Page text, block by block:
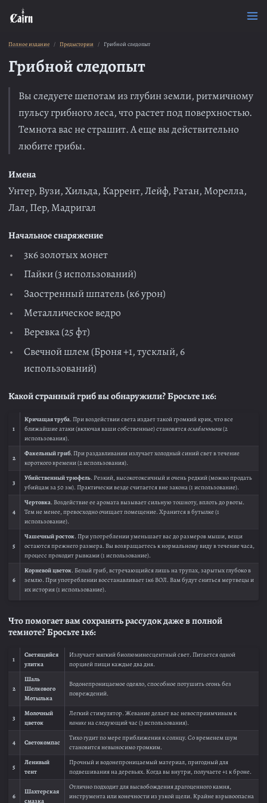
Полное издание Предыстории Грибной следопыт
Грибной следопыт
Вы следуете шепотам из глубин земли, ритмичному
пульсу грибного леса, что растет под поверхностью.
Темнота вас не страшит. А еще вы действительно
любите грибы.
Имена
Унтер, Вузи, Хильда, Каррент, Лейф, Ратан, Морелла,
Лал, Пер, Мадригал
Начальное снаряжение
3к6 золотых монет
Пайки (3 использований)
Заостренный шпатель (к6 урон)
Металлическое ведро
Веревка (25 фт)
Свечной шлем (Броня +1, тусклый, 6
использований)
Какой странный гриб вы обнаружили? Бросьте 1к6:
1
Кричащая труба. При воздействии света издает такой громкий крик, что все
ближайшие атаки (включая ваши собственные) становятсяослабленными(2
использования).
2
Факельный гриб. При раздавливании излучает холодный синий свет в течение
короткого времени (2 использования).
3
Убийственный трюфель. Резкий, высокотоксичный и очень редкий (можно продать
убийцам за 50 зм). Практически везде считается вне закона (1 использование).
4
Чертовка. Воздействие ее аромата вызывает сильную тошноту, вплоть до рвоты.
Тем не менее, превосходно очищает помещение. Хранится в бутылке (1
использование).
5
Чашечный росток. При употреблении уменьшает вас до размеров мыши, вещи
остаются прежнего размера. Вы возвращаетесь к нормальному виду в течение часа,
процесс проходит рывками (1 использование).
6
Корневой цветок. Белый гриб, встречающийся лишь на трупах, зарытых глубоко в
землю. При употреблении восстанавливает 1к6 ВОЛ. Вам будут сниться мертвецы и
их история (1 использование).
Что помогает вам сохранять рассудок даже в полной
темноте? Бросьте 1к6:
1
Светящийся
улитка
Излучает мягкий биолюминесцентный свет. Питается одной
порцией пищи каждые два дня.
2
Шаль
Шелкового
Мотылька
Водонепроницаемое одеяло, способное потушить огонь без
повреждений.
3
Молочный
цветок
Легкий стимулятор. Жевание делает вас невосприимчивым к
паникена следующий час (3 использования).
4 Светокомпас
Тихо гудит по мере приближения к солнцу. Со временем шум
становится невыносимо громким.
5
Ленивый
тент
Прочный и водонепроницаемый материал, пригодный для
подвешивания на деревьях. Когда вы внутри, получаете +1 к броне.
6
Шахтерская
смазка
Отлично подходит для высвобождения драгоценного камня,
инструмента или конечности из узкой щели. Крайне взрывоопасна